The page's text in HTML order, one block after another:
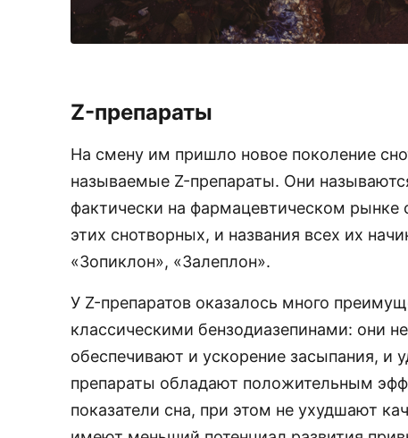
Z-препараты
На смену им пришло новое поколение
называемые Z-препараты. Они
фактически на фармацевтическом
этих снотворных, и названия всех их
«Зопиклон», «Залеплон».
У Z-препаратов оказалось много
классическими бензодиазепинами: они
обеспечивают и ускорение засыпания, и
препараты обладают положительным
показатели сна, при этом не ухудшают